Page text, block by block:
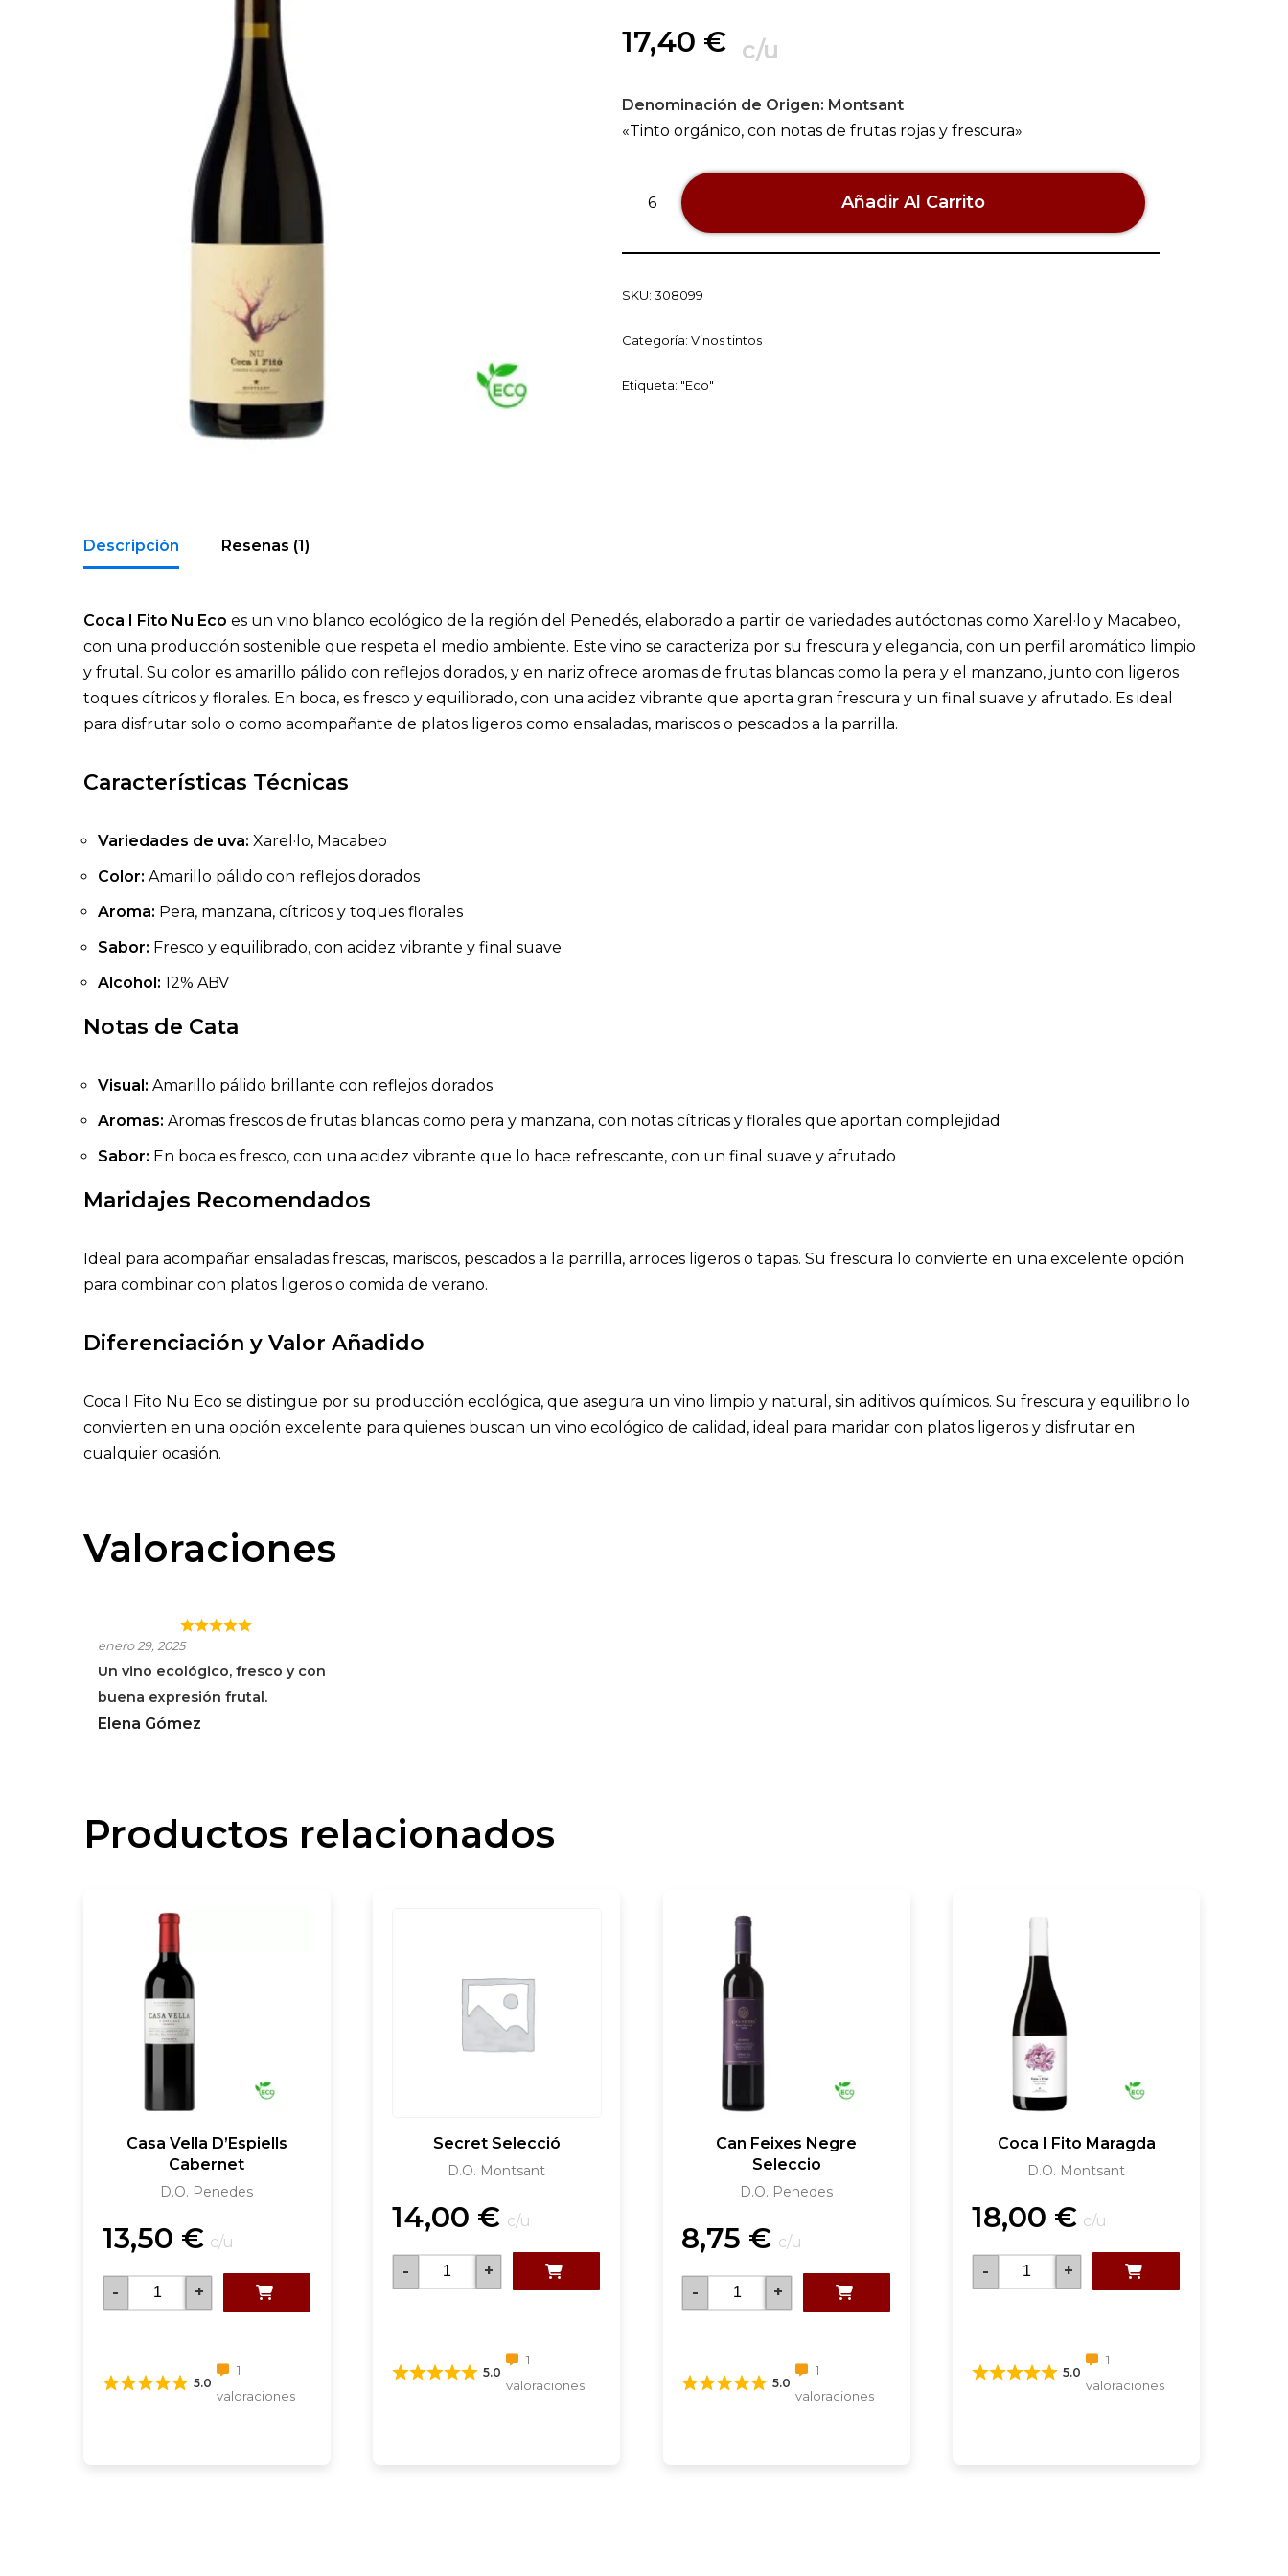
17,40 € c/u
Denominación de Origen: Montsant
«Tinto orgánico, con notas de frutas rojas y frescura»
Añadir Al Carrito
SKU: 308099
Categoría: Vinos tintos
Etiqueta: "Eco"
Descripción Reseñas (1)
Coca I Fito Nu Eco es un vino blanco ecológico de la región del Penedés, elaborado a partir de variedades autóctonas como Xarel·lo y Macabeo,
con una producción sostenible que respeta el medio ambiente. Este vino se caracteriza por su frescura y elegancia, con un perfil aromático limpio
y frutal. Su color es amarillo pálido con reflejos dorados, y en nariz ofrece aromas de frutas blancas como la pera y el manzano, junto con ligeros
toques cítricos y florales. En boca, es fresco y equilibrado, con una acidez vibrante que aporta gran frescura y un final suave y afrutado. Es ideal
para disfrutar solo o como acompañante de platos ligeros como ensaladas, mariscos o pescados a la parrilla.
Características Técnicas
Variedades de uva: Xarel·lo, Macabeo
Color: Amarillo pálido con reflejos dorados
Aroma: Pera, manzana, cítricos y toques florales
Sabor: Fresco y equilibrado, con acidez vibrante y final suave
Alcohol: 12% ABV
Notas de Cata
Visual: Amarillo pálido brillante con reflejos dorados
Aromas: Aromas frescos de frutas blancas como pera y manzana, con notas cítricas y florales que aportan complejidad
Sabor: En boca es fresco, con una acidez vibrante que lo hace refrescante, con un final suave y afrutado
Maridajes Recomendados
Ideal para acompañar ensaladas frescas, mariscos, pescados a la parrilla, arroces ligeros o tapas. Su frescura lo convierte en una excelente opción
para combinar con platos ligeros o comida de verano.
Diferenciación y Valor Añadido
Coca I Fito Nu Eco se distingue por su producción ecológica, que asegura un vino limpio y natural, sin aditivos químicos. Su frescura y equilibrio lo
convierten en una opción excelente para quienes buscan un vino ecológico de calidad, ideal para maridar con platos ligeros y disfrutar en
cualquier ocasión.
Valoraciones
COCA I FITO NU ECO
enero 29, 2025
Un vino ecológico, fresco y con
buena expresión frutal.
Elena Gómez
Productos relacionados
Casa Vella D’Espiells
Cabernet
D.O. Penedes
13,50 € c/u
- +
5.0
1
valoraciones
Secret Selecció
D.O. Montsant
14,00 € c/u
- +
5.0
1
valoraciones
Can Feixes Negre
Seleccio
D.O. Penedes
8,75 € c/u
- +
5.0
1
valoraciones
Coca I Fito Maragda
D.O. Montsant
18,00 € c/u
- +
5.0
1
valoraciones